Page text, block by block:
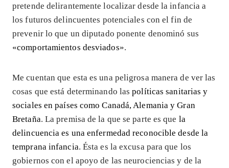
pretende delirantemente localizar desde la infancia a
los futuros delincuentes potenciales con el fin de
prevenir lo que un diputado ponente denominó sus
«comportamientos desviados».
Me cuentan que esta es una peligrosa manera de ver las
cosas que está determinando laspolíticas sanitarias y
sociales en países como Canadá, Alemania y Gran
Bretaña. La premisa de la que se parte es que la
delincuencia es una enfermedad reconocible desde la
temprana infancia. Ésta es la excusa para que los
gobiernos con el apoyo de las neurociencias y de la